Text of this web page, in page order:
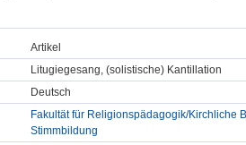
Artikel
Litugiegesang, (solistische) Kantillation
Deutsch
Fakultät für Religionspädagogik/Kirchliche
Stimmbildung